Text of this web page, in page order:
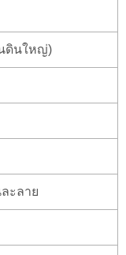
ดินใหญ่)
ะลาย